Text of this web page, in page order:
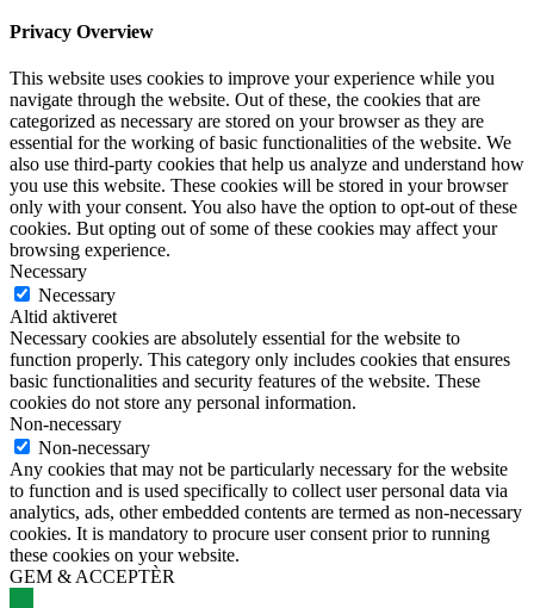
Privacy Overview
This website uses cookies to improve your experience while you
navigate through the website. Out of these, the cookies that are
categorized as necessary are stored on your browser as they are
essential for the working of basic functionalities of the website. We
also use third-party cookies that help us analyze and understand how
you use this website. These cookies will be stored in your browser
only with your consent. You also have the option to opt-out of these
cookies. But opting out of some of these cookies may affect your
browsing experience.
Necessary
Necessary
Altid aktiveret
Necessary cookies are absolutely essential for the website to
function properly. This category only includes cookies that ensures
basic functionalities and security features of the website. These
cookies do not store any personal information.
Non-necessary
Non-necessary
Any cookies that may not be particularly necessary for the website
to function and is used specifically to collect user personal data via
analytics, ads, other embedded contents are termed as non-necessary
cookies. It is mandatory to procure user consent prior to running
these cookies on your website.
GEM & ACCEPTÈR